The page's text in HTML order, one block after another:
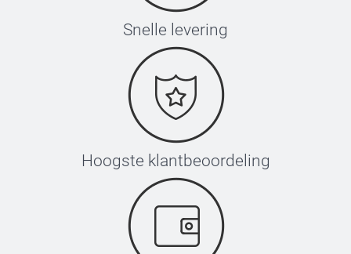
Snelle levering
Hoogste klantbeoordeling